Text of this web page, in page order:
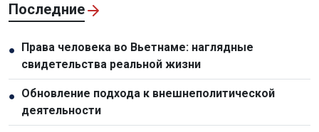
Последние
●
Права человека во Вьетнаме: наглядные
свидетельства реальной жизни
● Обновление подхода к внешнеполитической
деятельности